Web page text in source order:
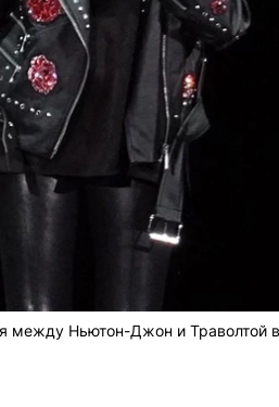
между Ньютон-Джон и Траволтой